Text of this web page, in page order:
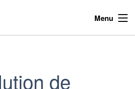
Menu
de